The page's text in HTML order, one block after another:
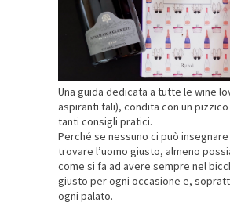
Una guida dedicata a tutte le wine
aspiranti tali), condita con un
tanti consigli pratici.
Perché se nessuno ci può
trovare l’uomo giusto, almeno
come si fa ad avere sempre nel
giusto per ogni occasione e,
ogni palato.